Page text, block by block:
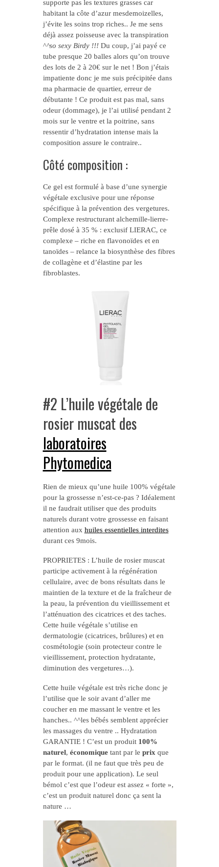
supporte pas les textures grasses car
habitant la côte d’azur mesdemoizelles,
j’évite les soins trop riches.. Je me sens
déjà assez poisseuse avec la transpiration
^^so sexy Birdy !!!Du coup, j’ai payé ce
tube presque 20 balles alors qu’on trouve
des lots de 2 à 20€ sur le net ! Bon j’étais
impatiente donc je me suis précipitée dans
ma pharmacie de quartier, erreur de
débutante ! Ce produit est pas mal, sans
odeur (dommage), je l’ai utilisé pendant 2
mois sur le ventre et la poitrine, sans
ressentir d’hydratation intense mais la
composition assure le contraire..
Côté composition :
Ce gel est formulé à base d’une synergie
végétale exclusive pour une réponse
spécifique à la prévention des vergetures.
Complexe restructurant alchemille-lierre-
prêle dosé à 35 % : exclusif LIERAC, ce
complexe – riche en flavonoïdes et en
tanoïdes – relance la biosynthèse des fibres
de collagène et d’élastine par les
fibroblastes.
#2 L’huile végétale de
rosier muscat des
laboratoires
Phytomedica
Rien de mieux qu’une huile 100% végétale
pour la grossesse n’est-ce-pas ? Idéalement
il ne faudrait utiliser que des produits
naturels durant votre grossesse en faisant
attention aux huiles essentielles interdites
durant ces 9mois.
PROPRIETES : L’huile de rosier muscat
participe activement à la régénération
cellulaire, avec de bons résultats dans le
maintien de la texture et de la fraîcheur de
la peau, la prévention du vieillissement et
l’atténuation des cicatrices et des taches.
Cette huile végétale s’utilise en
dermatologie (cicatrices, brûlures) et en
cosmétologie (soin protecteur contre le
vieillissement, protection hydratante,
diminution des vergetures…).
Cette huile végétale est très riche donc je
l’utilise que le soir avant d’aller me
coucher en me massant le ventre et les
hanches.. ^^les bébés semblent apprécier
les massages du ventre .. Hydratation
GARANTIE ! C’est un produit 100%
naturel, économiquetant par le prix que
par le format. (il ne faut que très peu de
produit pour une application). Le seul
bémol c’est que l’odeur est assez « forte »,
c’est un produit naturel donc ça sent la
nature …